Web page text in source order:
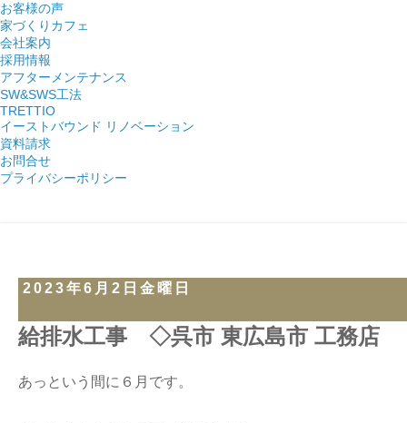
お客様の声
家づくりカフェ
会社案内
採用情報
アフターメンテナンス
SW&SWS工法
TRETTIO
イーストバウンド リノベーション
資料請求
お問合せ
プライバシーポリシー
2023年6月2日金曜日
給排水工事 ◇呉市 東広島市 工務店
あっという間に６月です。